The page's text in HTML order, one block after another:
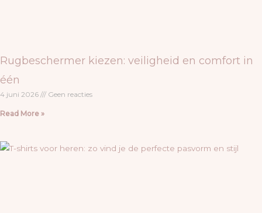
Rugbeschermer kiezen: veiligheid en comfort in
één
4 juni 2026 Geen reacties
Read More »